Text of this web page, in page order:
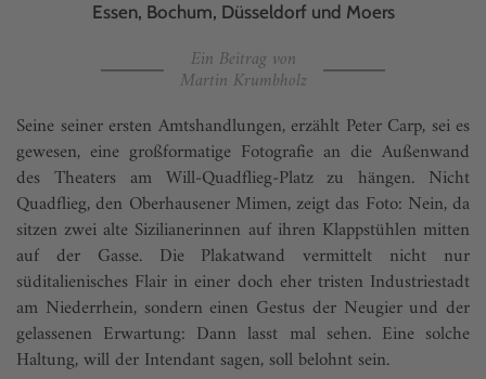
Essen, Bochum, Düsseldorf und Moers
Ein Beitrag von
Martin Krumbholz
Seine seiner ersten Amtshandlungen, erzählt Peter Carp, sei es
gewesen, eine großformatige Fotografie an die Außenwand
des Theaters am Will-Quadflieg-Platz zu hängen. Nicht
Quadflieg, den Oberhausener Mimen, zeigt das Foto: Nein, da
sitzen zwei alte Sizilianerinnen auf ihren Klappstühlen mitten
auf der Gasse. Die Plakatwand vermittelt nicht nur
süditalienisches Flair in einer doch eher tristen Industriestadt
am Niederrhein, sondern einen Gestus der Neugier und der
gelassenen Erwartung: Dann lasst mal sehen. Eine solche
Haltung, will der Intendant sagen, soll belohnt sein.